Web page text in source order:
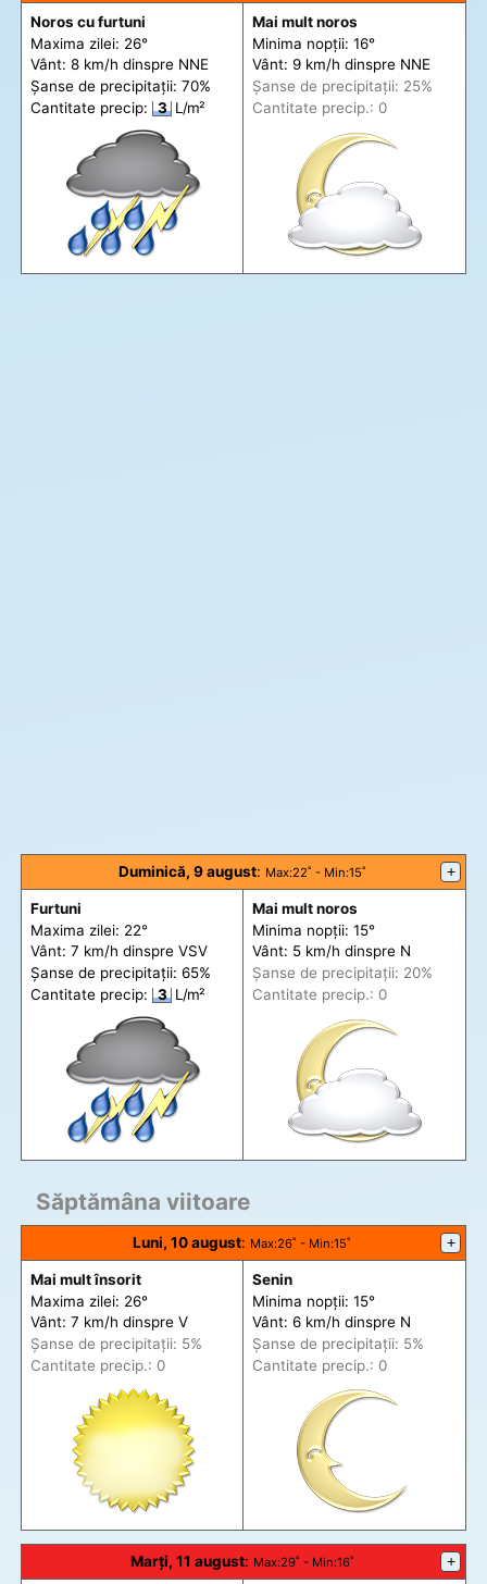
Noros cu furtuni
Maxima zilei: 26°
Vânt: 8 km/h dinspre NNE
Șanse de precipitații: 70%
Cantitate precip:
3 L/m²
Mai mult noros
Minima nopții: 16°
Vânt: 9 km/h dinspre NNE
Șanse de precipitații: 25%
Cantitate precip.: 0
Duminică, 9 august: Max:22˚ - Min:15˚ +
Furtuni
Maxima zilei: 22°
Vânt: 7 km/h dinspre VSV
Șanse de precipitații: 65%
Cantitate precip:
3 L/m²
Mai mult noros
Minima nopții: 15°
Vânt: 5 km/h dinspre N
Șanse de precipitații: 20%
Cantitate precip.: 0
Săptămâna viitoare
Luni, 10 august: Max:26˚ - Min:15˚ +
Mai mult însorit
Maxima zilei: 26°
Vânt: 7 km/h dinspre V
Șanse de precipitații: 5%
Cantitate precip.: 0
Senin
Minima nopții: 15°
Vânt: 6 km/h dinspre N
Șanse de precipitații: 5%
Cantitate precip.: 0
Marți, 11 august: Max:29˚ - Min:16˚ +